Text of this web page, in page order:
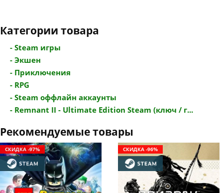
Категории товара
- Steam игры
- Экшен
- Приключения
- RPG
- Steam оффлайн аккаунты
- Remnant II - Ultimate Edition Steam (ключ / г...
Рекомендуемые товары
СКИДКА -97% СКИДКА -96%